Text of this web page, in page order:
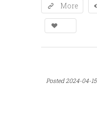
More
Posted2024-04-15